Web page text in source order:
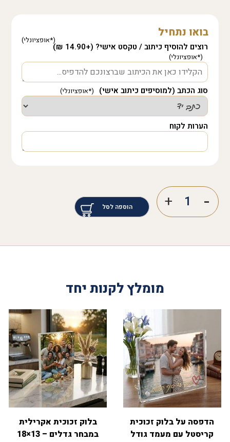
בואו נתחיל
רוצים להוסיף כיתוב / טקסט אישי? (+14.90 ₪)
סוג הכתב (למוסיפים כיתוב אישי)
הערות לקוח
הוספה לסל
מומלץ לקנות יחד
הדפסה על בלוק זכוכית
קריסטל עם מעמד גודל
בלוק זכוכית אקרילית
במבחר גדלים – 13×18